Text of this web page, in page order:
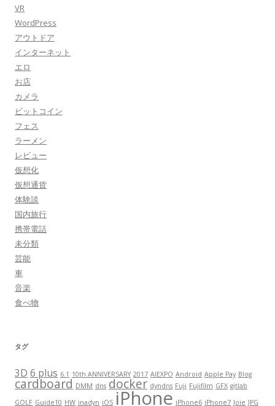
VR
WordPress
アウトドア
インターネット
エロ
お店
カメラ
ビットコイン
フェス
ラーメン
レビュー
仮想化
仮想通貨
体験談
国内旅行
携帯電話
未分類
芸能
車
音楽
食べ物
タグ
3D 6 plus 6.1 10th ANNIVERSARY 2017 AIEXPO Android Apple Pay Blog
cardboard DMM dns docker dyndns Fuji Fujifilm GFX gitlab
GOLF Guide10 HW inadyn iOS iPhone iPhone6 iPhone7 Joie JPG